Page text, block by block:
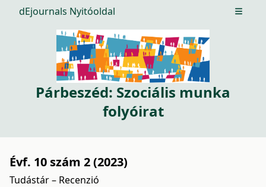
dEjournals Nyitóoldal Open
Párbeszéd: Szociális munka
folyóirat
Évf. 10 szám 2 (2023)
Tudástár – Recenzió